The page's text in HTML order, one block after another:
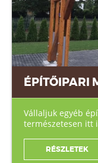
ÉPÍTŐIPARI
Vállaljuk egyéb
természetesen itt
RÉSZLETEK